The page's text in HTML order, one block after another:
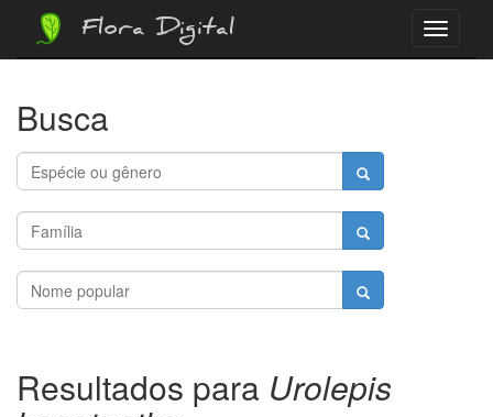
Menu
Flora Digital
Busca
Resultados para Urolepis